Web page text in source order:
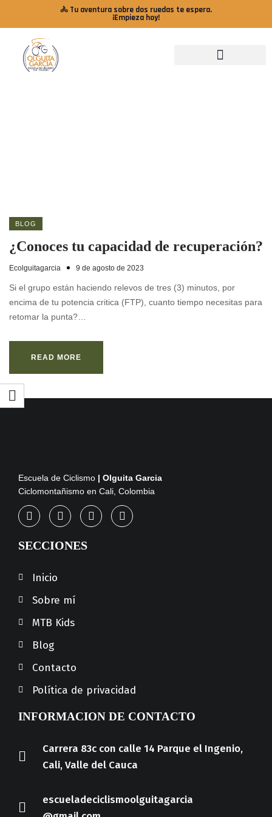
🚴 Tu aventura sobre dos ruedas te espera.
¡Empieza hoy!
BLOG
¿Conoces tu capacidad de recuperación?
Ecolguitagarcia 9 de agosto de 2023
Si el grupo están haciendo relevos de tres (3) minutos, por
encima de tu potencia critica (FTP), cuanto tiempo necesitas para
retomar la punta?…
READ MORE
Escuela de Ciclismo | Olguita Garcia
Ciclomontañismo en Cali, Colombia
SECCIONES
Inicio
Sobre mí
MTB Kids
Blog
Contacto
Política de privacidad
INFORMACION DE CONTACTO
Carrera 83c con calle 14 Parque el Ingenio,
Cali, Valle del Cauca
escueladeciclismoolguitagarcia